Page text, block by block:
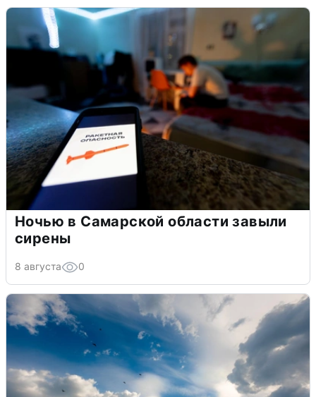
Ночью в Самарской области завыли
сирены
8 августа 0